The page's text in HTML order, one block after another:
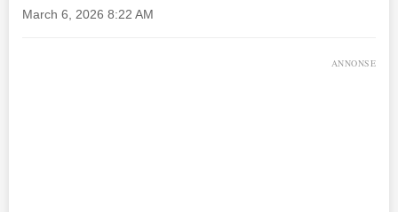
March 6, 2026 8:22 AM
ANNONSE